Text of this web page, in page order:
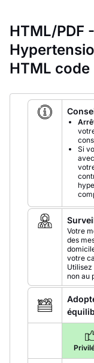
HTML/PDF
HTML code
Si
Votre
des
votre
non au